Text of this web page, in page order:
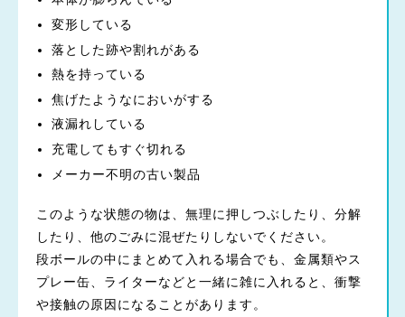
変形している
落とした跡や割れがある
熱を持っている
焦げたようなにおいがする
液漏れしている
充電してもすぐ切れる
メーカー不明の古い製品
このような状態の物は、無理に押しつぶしたり、分解
したり、他のごみに混ぜたりしないでください。
段ボールの中にまとめて入れる場合でも、金属類やス
プレー缶、ライターなどと一緒に雑に入れると、衝撃
や接触の原因になることがあります。